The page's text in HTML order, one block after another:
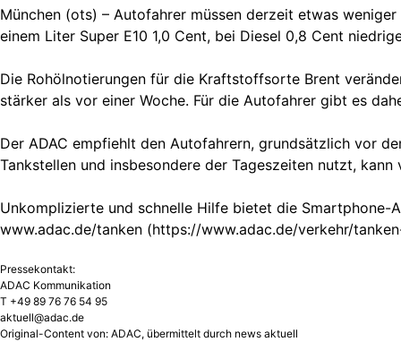
München (ots) – Autofahrer müssen derzeit etwas
einem Liter Super E10 1,0 Cent, bei Diesel 0,8 Cent
Die Rohölnotierungen für die Kraftstoffsorte Brent
stärker als vor einer Woche. Für die Autofahrer gibt es
Der ADAC empfiehlt den Autofahrern, grundsätzlich vor
Tankstellen und insbesondere der Tageszeiten nutzt,
Unkomplizierte und schnelle Hilfe bietet die Smartphone-
www.adac.de/tanken (https://www.adac.de/verkehr/
Pressekontakt:
ADAC Kommunikation
T +49 89 76 76 54 95
aktuell@adac.de
Original-Content von: ADAC, übermittelt durch news aktuell